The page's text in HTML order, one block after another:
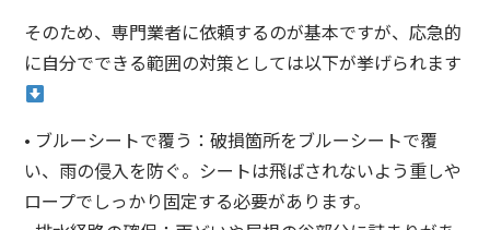
そのため、専門業者に依頼するのが基本ですが、応急的
に自分でできる範囲の対策としては以下が挙げられます
• ブルーシートで覆う：破損箇所をブルーシートで覆
い、雨の侵入を防ぐ。シートは飛ばされないよう重しや
ロープでしっかり固定する必要があります。